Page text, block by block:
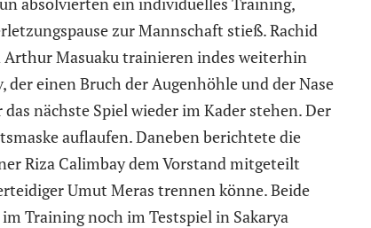
zur Mannschaft stieß. Rachid
Arthur Masuaku trainieren indes weiterhin
einen Bruch der Augenhöhle und der Nase
nächste Spiel wieder im Kader stehen. Der
auflaufen. Daneben berichtete die
Riza Calimbay dem Vorstand mitgeteilt
Umut Meras trennen könne. Beide
Training noch im Testspiel in Sakarya